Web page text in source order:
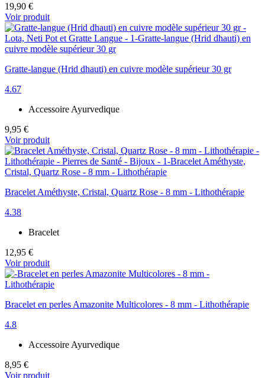
19,90 €
Voir produit
Gratte-langue (Hrid dhauti) en cuivre modèle supérieur 30 gr
4.67
Accessoire Ayurvedique
9,95 €
Voir produit
Bracelet Améthyste, Cristal, Quartz Rose - 8 mm - Lithothérapie
4.38
Bracelet
12,95 €
Voir produit
Bracelet en perles Amazonite Multicolores - 8 mm - Lithothérapie
4.8
Accessoire Ayurvedique
8,95 €
Voir produit